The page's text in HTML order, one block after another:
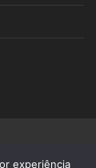
experiência